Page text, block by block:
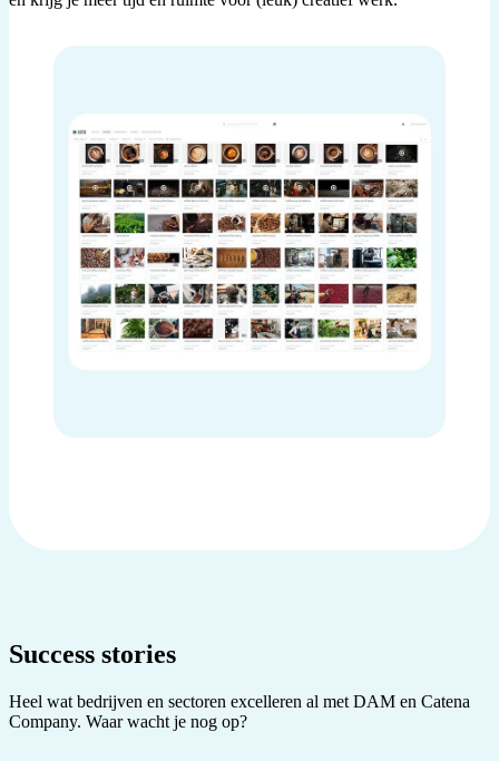
Success stories
Heel wat bedrijven en sectoren excelleren al met DAM en Catena
Company. Waar wacht je nog op?